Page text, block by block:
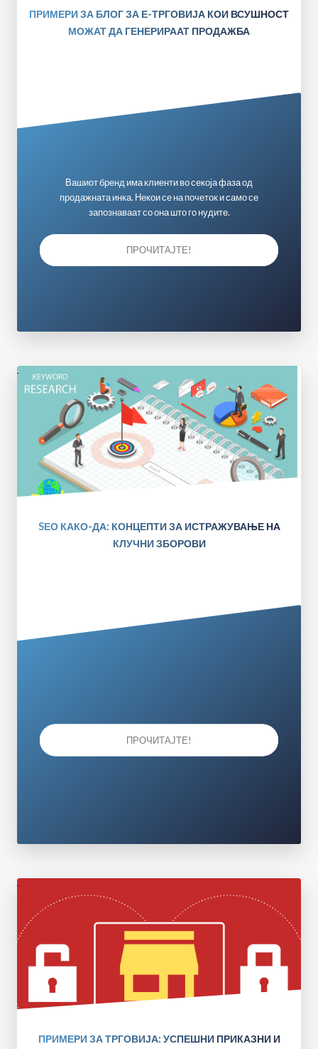
ПРИМЕРИ ЗА БЛОГ ЗА Е-ТРГОВИЈА КОИ ВСУШНОСТ
МОЖАТ ДА ГЕНЕРИРААТ ПРОДАЖБА
Вашиот бренд има клиенти во секоја фаза од
продажната инка. Некои се на почеток и само се
запознаваат со она што го нудите.
ПРОЧИТАЈТЕ!
SЕО КАКО-ДА: КОНЦЕПТИ ЗА ИСТРАЖУВАЊЕ НА
КЛУЧНИ ЗБОРОВИ
ПРОЧИТАЈТЕ!
ПРИМЕРИ ЗА ТРГОВИЈА: УСПЕШНИ ПРИКАЗНИ И